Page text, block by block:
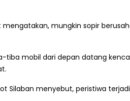
mengatakan, mungkin sopir
tiba mobil dari depan datang
Silaban menyebut, peristiwa